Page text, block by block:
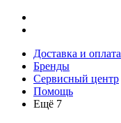
Доставка и оплата
Бренды
Сервисный центр
Помощь
Ещё 7